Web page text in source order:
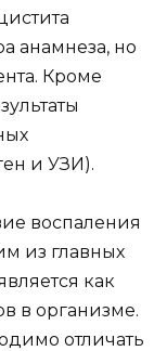
анамнеза, но
Кроме
и УЗИ).
воспаления
из главных
как
в организме.
отличать